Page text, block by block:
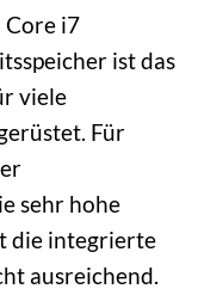
Core i7
ist das
viele
Für
sehr hohe
die integrierte
ausreichend.